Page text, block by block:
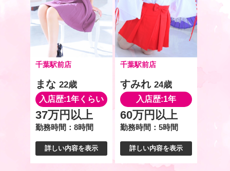
千葉駅前店
まな 22歳
入店歴:1年くらい
37万円以上
勤務時間：8時間
詳しい内容を表示
千葉駅前店
すみれ 24歳
入店歴:1年
60万円以上
勤務時間：5時間
詳しい内容を表示